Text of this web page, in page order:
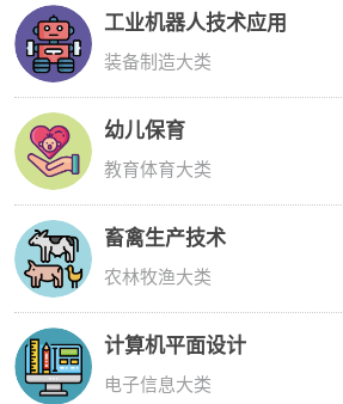
工业机器人技术应用
装备制造大类
幼儿保育
教育体育大类
畜禽生产技术
农林牧渔大类
计算机平面设计
电子信息大类